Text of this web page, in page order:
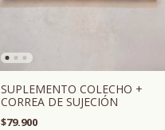
SUPLEMENTO COLECHO +
CORREA DE SUJECIÓN
$79.900